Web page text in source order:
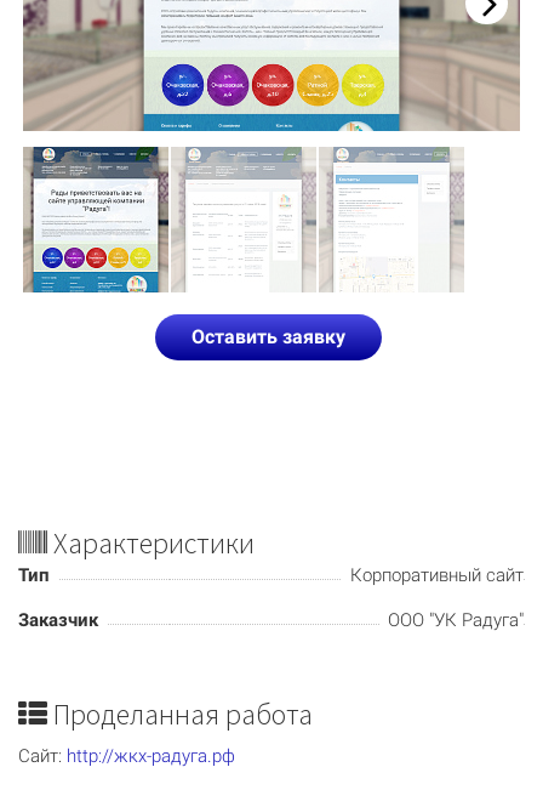
Next
Оставить заявку
Характеристики
Тип Корпоративный сайт
Заказчик ООО "УК Радуга"
Проделанная работа
Сайт: http://жкх-радуга.рф